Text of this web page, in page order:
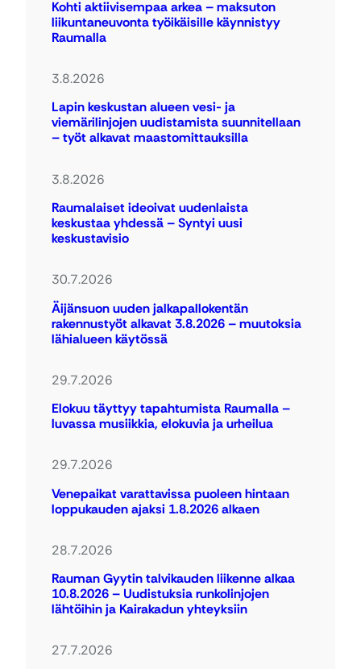
Kohti aktiivisempaa arkea – maksuton
liikuntaneuvonta työikäisille käynnistyy
Raumalla
3.8.2026
Lapin keskustan alueen vesi- ja
viemärilinjojen uudistamista suunnitellaan
– työt alkavat maastomittauksilla
3.8.2026
Raumalaiset ideoivat uudenlaista
keskustaa yhdessä – Syntyi uusi
keskustavisio
30.7.2026
Äijänsuon uuden jalkapallokentän
rakennustyöt alkavat 3.8.2026 – muutoksia
lähialueen käytössä
29.7.2026
Elokuu täyttyy tapahtumista Raumalla –
luvassa musiikkia, elokuvia ja urheilua
29.7.2026
Venepaikat varattavissa puoleen hintaan
loppukauden ajaksi 1.8.2026 alkaen
28.7.2026
Rauman Gyytin talvikauden liikenne alkaa
10.8.2026 – Uudistuksia runkolinjojen
lähtöihin ja Kairakadun yhteyksiin
27.7.2026